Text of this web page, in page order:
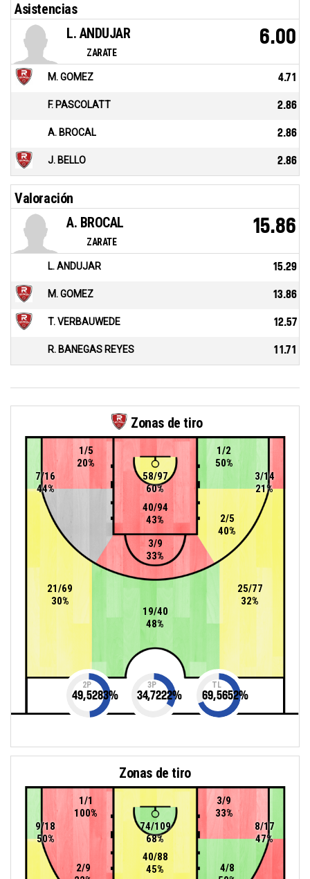
Asistencias
ZARATE
L. ANDUJAR 6.00
M. GOMEZ 4.71
F. PASCOLATT 2.86
A. BROCAL 2.86
J. BELLO 2.86
Valoración
ZARATE
A. BROCAL 15.86
L. ANDUJAR 15.29
M. GOMEZ 13.86
T. VERBAUWEDE 12.57
R. BANEGAS REYES 11.71
Zonas de tiro
3/9
33%
1/5
20%
2/5
40%
1/2
50%
40/94
43%
58/97
60%
19/40
48%
21/69
30%
7/16
44%
25/77
32%
3/14
21%
2P
49,5283%
3P
34,7222%
TL
69,5652%
Zonas de tiro
2/9
4/8
3/9
33%
40/88
45%
74/109
68%
1/1
100%
9/18
50%
8/17
47%